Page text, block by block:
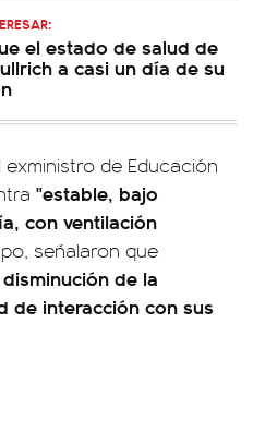
el estado de salud de
a casi un día de su
de Educación
"estable, bajo
con ventilación
señalaron que
de la
de interacción con sus